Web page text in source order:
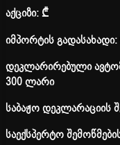
აქციზი:₾
იმპორტის გადასახადი:
დეკლარირებული
300 ლარი
საბაჟო დეკლარაციის
საექსპერტო